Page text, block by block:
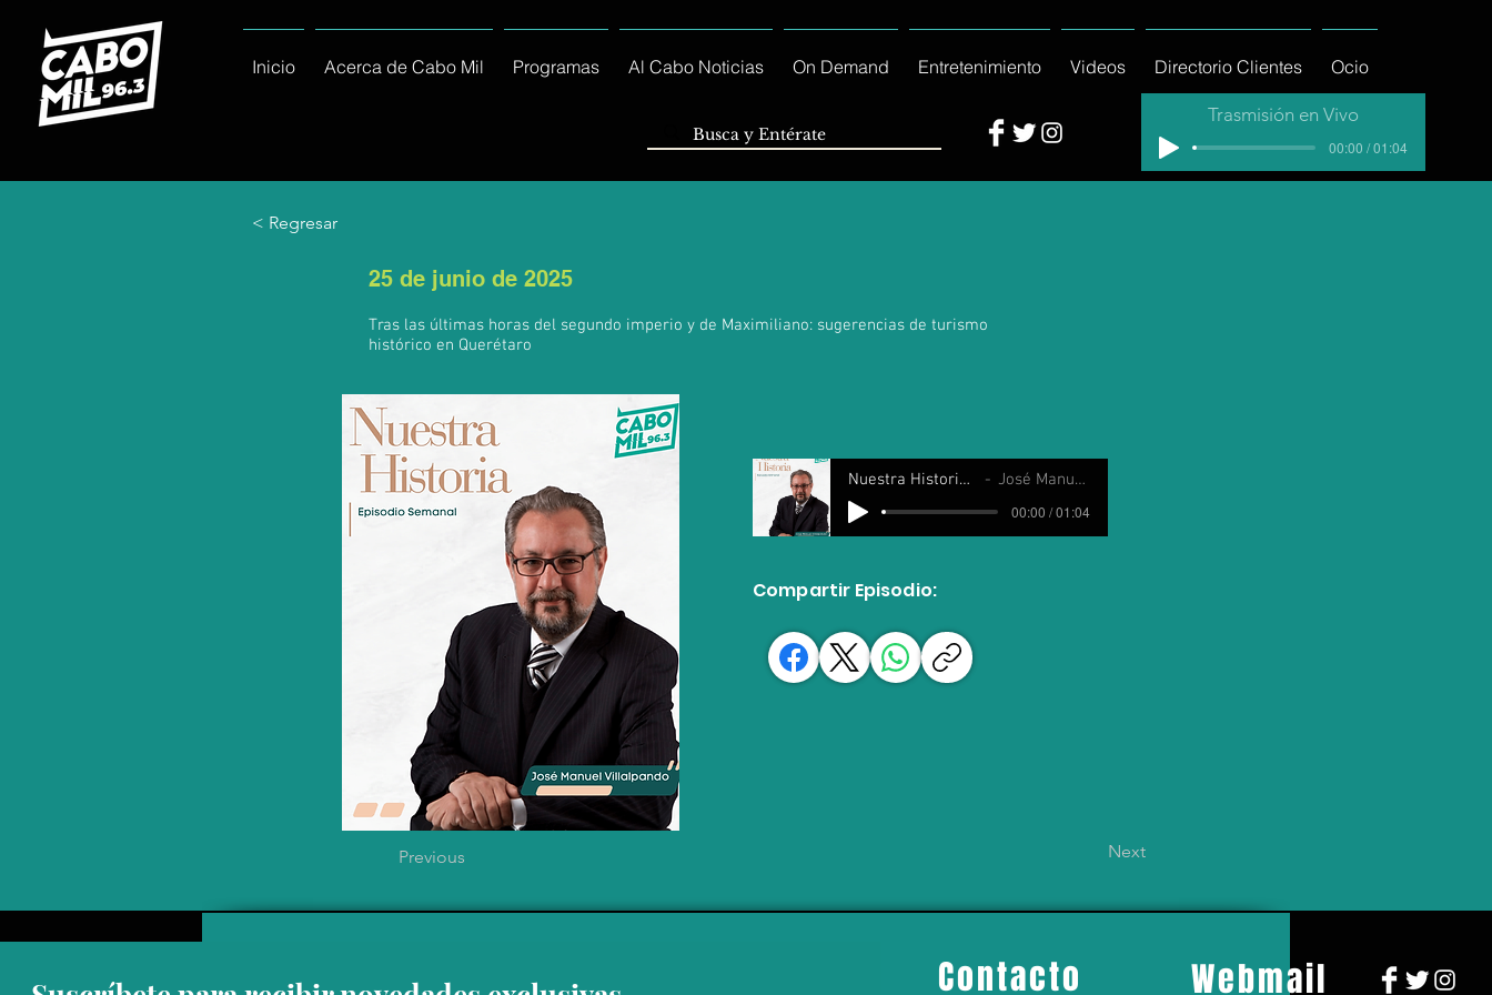
Inicio Acerca de Cabo Mil Programas Al Cabo Noticias On Demand Entretenimiento Videos Directorio Clientes Ocio
Trasmisión en Vivo
00:00 / 01:04
< Regresar
25 de junio de 2025
Tras las últimas horas del segundo imperio y de Maximiliano: sugerencias de turismo
histórico en Querétaro
Previous
Nuestra Historia 25 Junio 2025 José Manuel Villalpando
00:00 / 01:04
Compartir Episodio:
Next
Contacto Webmail